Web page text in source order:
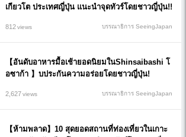
เกียวโต ประเทศญี่ปุ่น แนะนำจุดทัวร์โดยชาวญี่ปุ่น!!
812views บรรณาธิการ SeeingJapan
【อันดับอาหารมื้อเช้ายอดนิยมในShinsaibashi โ
อซาก้า 】บประกันความอร่อยโดยชาวญี่ปุ่น!
2,627views บรรณาธิการ SeeingJapan
【ห้ามพลาด】10 สุดยอดสถานที่ท่องเที่ยวในเกาะ